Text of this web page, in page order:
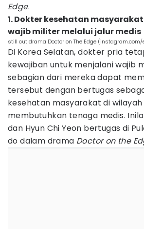
Edge.
1. Dokter kesehatan
wajib militer melalui jalur medis
still cut drama Doctor on The Edge
Di Korea Selatan, dokter pria
kewajiban untuk menjalani wajib
sebagian dari mereka dapat
tersebut dengan bertugas
kesehatan masyarakat di
membutuhkan tenaga medis.
dan Hyun Chi Yeon bertugas di
do dalam drama Doctor on the